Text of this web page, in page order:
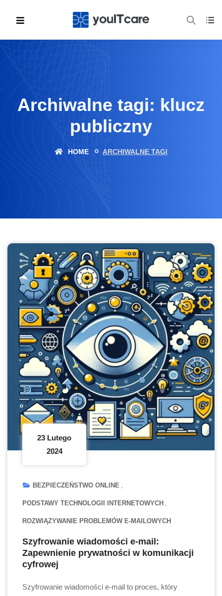
Archiwalne tagi: klucz
publiczny
HOME ARCHIWALNE TAGI
23 Lutego
2024
BEZPIECZEŃSTWO ONLINE
PODSTAWY TECHNOLOGII INTERNETOWYCH
ROZWIĄZYWANIE PROBLEMÓW E-MAILOWYCH
Szyfrowanie wiadomości e-mail:
Zapewnienie prywatności w komunikacji
cyfrowej
Szyfrowanie wiadomości e-mail to proces, który